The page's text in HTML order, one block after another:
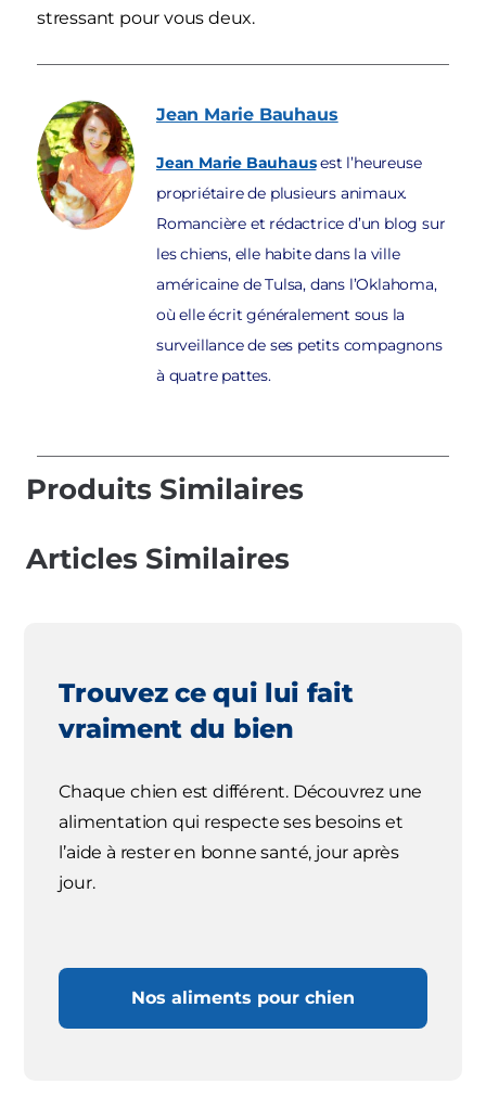
stressant pour vous deux.
Jean Marie Bauhaus
Jean Marie Bauhausest l’heureuse
propriétaire de plusieurs animaux.
Romancière et rédactrice d’un blog sur
les chiens, elle habite dans la ville
américaine de Tulsa, dans l’Oklahoma,
où elle écrit généralement sous la
surveillance de ses petits compagnons
à quatre pattes.
Produits Similaires
Articles Similaires
Trouvez ce qui lui fait
vraiment du bien
Chaque chien est différent. Découvrez une
alimentation qui respecte ses besoins et
l’aide à rester en bonne santé, jour après
jour.
Nos aliments pour chien